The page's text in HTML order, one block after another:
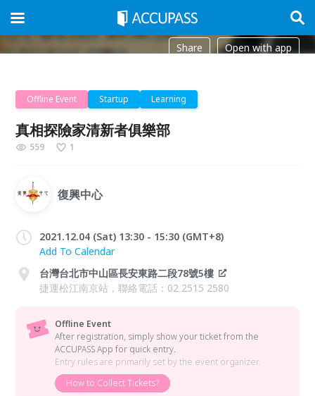
Share Open with app
Offline Event Startup Learning
真相探險家清新者俱樂部
559 1
復興中心
2021.12.04 (Sat) 13:30 - 15:30 (GMT+8)
Add To Calendar
台灣台北市中山區長安東路二段78號5樓
捷運松江南京站，聯絡電話：02 2515 2580
Offline Event
After registration, simply show your ticket from the
ACCUPASS App for quick entry.
Entry rules are primarily set by the event organizer.
How to Collect Tickets?